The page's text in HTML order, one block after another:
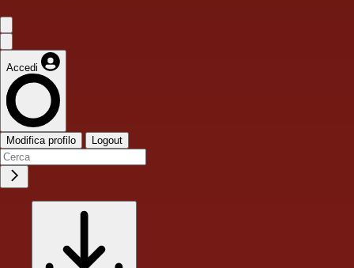
Accedi
Modifica profilo Logout